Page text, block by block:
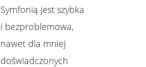
Symfonią jest szybka
i bezproblemowa,
nawet dla mniej
doświadczonych